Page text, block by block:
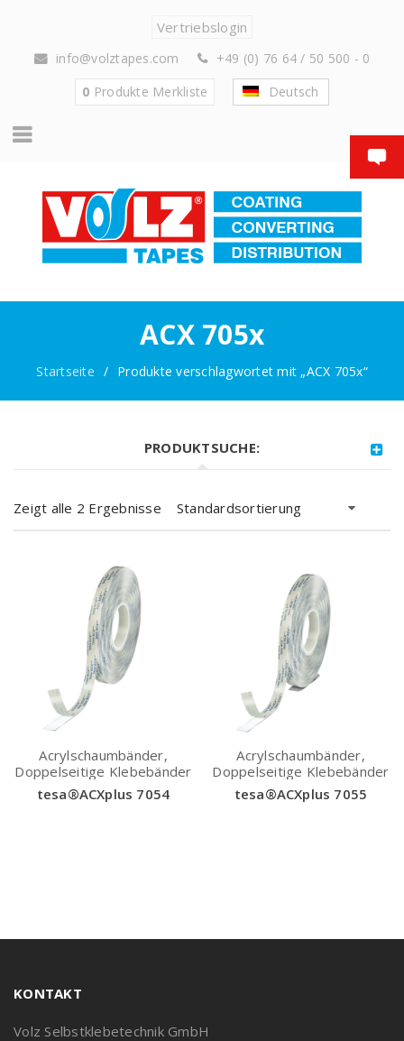
Vertriebslogin
info@volztapes.com
+49 (0) 76 64 / 50 500 - 0
0 Produkte Merkliste Deutsch
ACX 705x
Startseite / Produkte verschlagwortet mit „ACX 705x“
PRODUKTSUCHE:
Zeigt alle 2 Ergebnisse Standardsortierung
Acrylschaumbänder,
Doppelseitige Klebebänder
tesa®ACXplus 7054
Acrylschaumbänder,
Doppelseitige Klebebänder
tesa®ACXplus 7055
KONTAKT
Volz Selbstklebetechnik GmbH